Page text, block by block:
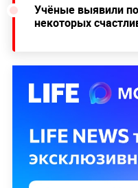
Учёные выявили
некоторых